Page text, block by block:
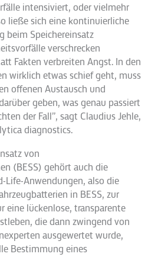
intensiviert, oder vielmehr
ließe sich eine kontinuierliche
beim Speichereinsatz
verschrecken
Fakten verbreiten Angst. In den
wirklich etwas schief geht, muss
offenen Austausch und
geben, was genau passiert
der Fall”, sagt Claudius Jehle,
diagnostics.
von
(BESS) gehört auch die
Life-Anwendungen, also die
in BESS, zur
eine lückenlose, transparente
die dann zwingend von
ausgewertet wurde,
Bestimmung eines